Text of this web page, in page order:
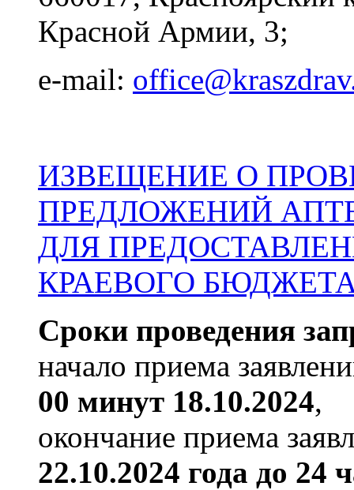
Красной Армии, 3;
e-mail:
ИЗВЕЩЕНИЕ О
ПРЕДЛОЖЕНИЙ
ДЛЯ
КРАЕВОГО БЮДЖЕТА
Сроки проведения
начало приема
00 минут 18.10.2024,
окончание приема
22.10.2024 года до 24